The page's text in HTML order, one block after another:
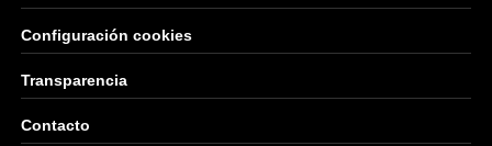
Configuración cookies
Transparencia
Contacto